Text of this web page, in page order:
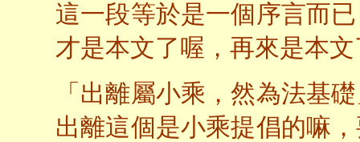
這一段等於是一個序言而
才是本文了喔，再來是本
「出離屬小乘，然為法基
出離這個是小乘提倡的嘛